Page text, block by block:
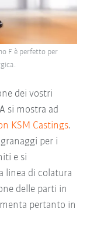
dei vostri
si mostra ad
KSM Castings.
per i
e si
linea di colatura
delle parti in
pertanto in
F è perfetto per